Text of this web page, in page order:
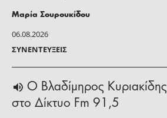
06.08.2026
ΣΥΝΕΝΤΕΎΞΕΙΣ
Μαρία Σουρουκίδου
O Βλαδίμηρος Κυριακίδης
στο Δίκτυο Fm 91,5